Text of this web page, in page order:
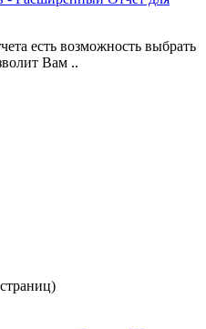
есть возможность выбрать
Вам ..